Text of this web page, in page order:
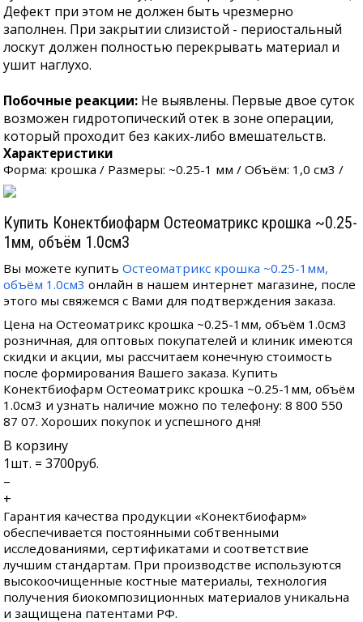
Дефект при этом не должен быть чрезмерно
заполнен. При закрытии слизистой - периостальный
лоскут должен полностью перекрывать материал и
ушит наглухо.
Побочные реакции: Не выявлены. Первые двое суток
возможен гидротопический отек в зоне операции,
который проходит без каких-либо вмешательств.
Характеристики
Форма: крошка / Размеры: ~0.25-1 мм / Объём: 1,0 см3 /
Купить Конектбиофарм Остеоматрикс крошка ~0.25-
1мм, объём 1.0см3
Вы можете купитьОстеоматрикс крошка ~0.25-1мм,
объём 1.0см3 онлайн в нашем интернет магазине, после
этого мы свяжемся с Вами для подтверждения заказа.
Цена на Остеоматрикс крошка ~0.25-1мм, объём 1.0см3
розничная, для оптовых покупателей и клиник имеются
скидки и акции, мы рассчитаем конечную стоимость
после формирования Вашего заказа. Купить
Конектбиофарм Остеоматрикс крошка ~0.25-1мм, объём
1.0см3 и узнать наличие можно по телефону: 8 800 550
87 07. Хороших покупок и успешного дня!
В корзину
1шт. =3700руб.
–
+
Гарантия качества продукции «Конектбиофарм»
обеспечивается постоянными собтвенными
исследованиями, сертификатами и соответствие
лучшим стандартам. При производстве используются
высокоочищенные костные материалы, технология
получения биокомпозиционных материалов уникальна
и защищена патентами РФ.